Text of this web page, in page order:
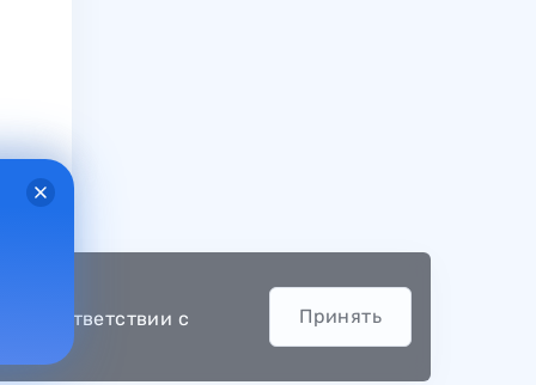
в соответствии с Принять